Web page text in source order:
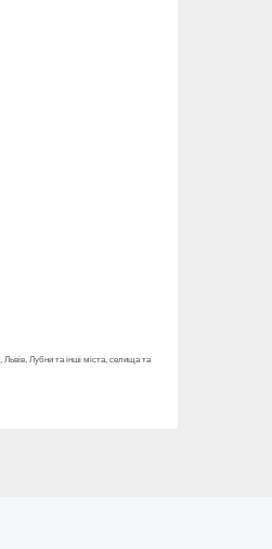
Львів, Лубни та інші міста, селища та